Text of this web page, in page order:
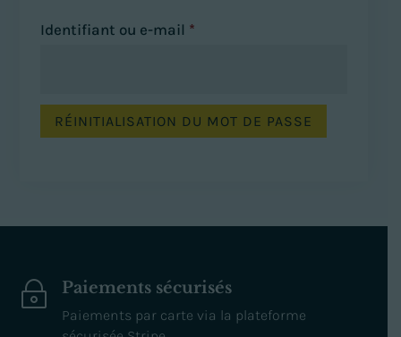
Identifiant ou e-mail *Obligatoire
RÉINITIALISATION DU MOT DE PASSE
~ Paiements sécurisés
Paiements par carte via la plateforme